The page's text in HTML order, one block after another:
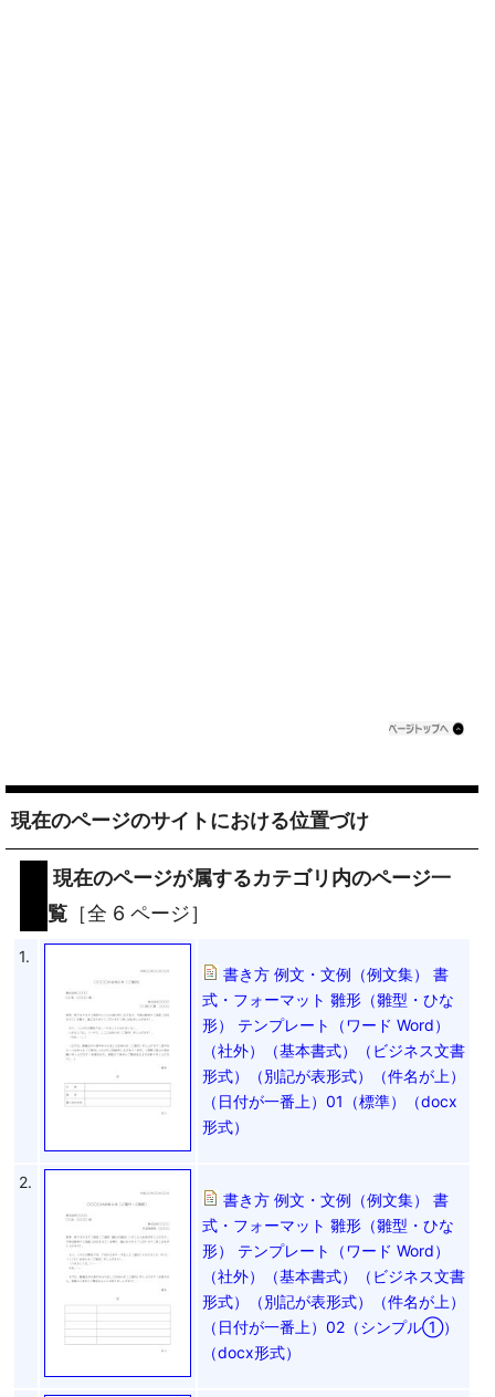
現在のページのサイトにおける位置づけ
現在のページが属するカテゴリ内のページ一
覧 ［全 6 ページ］
1.
書き方 例文・文例（例文集） 書
式・フォーマット 雛形（雛型・ひな
形） テンプレート（ワード Word）
（社外）（基本書式）（ビジネス文書
形式）（別記が表形式）（件名が上）
（日付が一番上）01（標準）（docx
形式）
2.
書き方 例文・文例（例文集） 書
式・フォーマット 雛形（雛型・ひな
形） テンプレート（ワード Word）
（社外）（基本書式）（ビジネス文書
形式）（別記が表形式）（件名が上）
（日付が一番上）02（シンプル①）
（docx形式）